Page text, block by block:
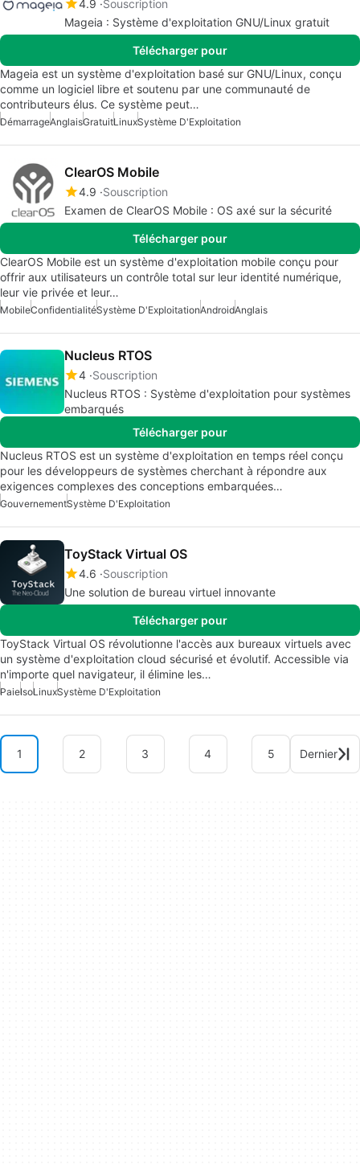
4.9 Souscription
Mageia : Système d'exploitation GNU/Linux gratuit
Télécharger pour
Mageia est un système d'exploitation basé sur GNU/Linux, conçu
comme un logiciel libre et soutenu par une communauté de
contributeurs élus. Ce système peut…
DémarrageAnglaisGratuitLinuxSystème D'Exploitation
ClearOS Mobile
4.9 Souscription
Examen de ClearOS Mobile : OS axé sur la sécurité
Télécharger pour
ClearOS Mobile est un système d'exploitation mobile conçu pour
offrir aux utilisateurs un contrôle total sur leur identité numérique,
leur vie privée et leur…
MobileConfidentialitéSystème D'ExploitationAndroidAnglais
Nucleus RTOS
4 Souscription
Nucleus RTOS : Système d'exploitation pour systèmes
embarqués
Télécharger pour
Nucleus RTOS est un système d'exploitation en temps réel conçu
pour les développeurs de systèmes cherchant à répondre aux
exigences complexes des conceptions embarquées…
GouvernementSystème D'Exploitation
ToyStack Virtual OS
4.6 Souscription
Une solution de bureau virtuel innovante
Télécharger pour
ToyStack Virtual OS révolutionne l'accès aux bureaux virtuels avec
un système d'exploitation cloud sécurisé et évolutif. Accessible via
n'importe quel navigateur, il élimine les…
PaieIsoLinuxSystème D'Exploitation
1 2 3 4 5 Dernier